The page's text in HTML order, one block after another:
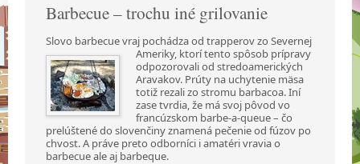
Barbecue – trochu iné grilovanie
Slovo barbecue vraj pochádza od trapperov zo Severnej
Ameriky, ktorí tento spôsob prípravy
odpozorovali od stredoamerických
Aravakov. Prúty na uchytenie mäsa
totiž rezali zo stromu barbacoa. Iní
zase tvrdia, že má svoj pôvod vo
francúzskom barbe-a-queue – čo
prelúštené do slovenčiny znamená pečenie od fúzov po
chvost. A práve preto odborníci i amatéri vravia o
barbecue ale aj barbeque.